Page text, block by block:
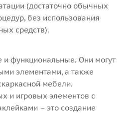
(достаточно обычных
без использования
средств).
и функциональные. Они могут
элементами, а также
мебели.
и игровых элементов с
– это создание